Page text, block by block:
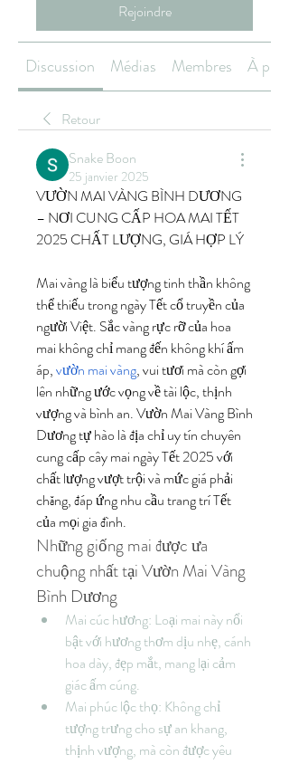
Rejoindre
Discussion Médias Membres À
Retour
Snake Boon
25 janvier 2025
VƯỜN MAI VÀNG BÌNH DƯƠNG
– NƠI CUNG CẤP HOA MAI TẾT
2025 CHẤT LƯỢNG, GIÁ HỢP LÝ
Mai vàng là biểu tượng tinh thần không
thể thiếu trong ngày Tết cổ truyền của
người Việt. Sắc vàng rực rỡ của hoa
mai không chỉ mang đến không khí ấm
áp, vườn mai vàng, vui tươi mà còn gợi
lên những ước vọng về tài lộc, thịnh
vượng và bình an. Vườn Mai Vàng Bình
Dương tự hào là địa chỉ uy tín chuyên
cung cấp cây mai ngày Tết 2025 với
chất lượng vượt trội và mức giá phải
chăng, đáp ứng nhu cầu trang trí Tết
của mọi gia đình.
Những giống mai được ưa
chuộng nhất tại Vườn Mai Vàng
Bình Dương
Mai cúc hương: Loại mai này nổi
bật với hương thơm dịu nhẹ, cánh
hoa dày, đẹp mắt, mang lại cảm
giác ấm cúng.
Mai phúc lộc thọ: Không chỉ
tượng trưng cho sự an khang,
thịnh vượng, mà còn được yêu